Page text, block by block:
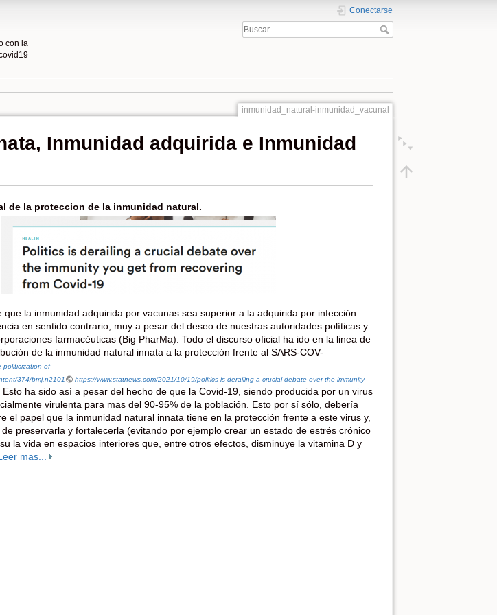
con la
Conectarse
inmunidad_natural-inmunidad_vacunal
Inmunidad adquirida e Inmunidad
de la proteccion de la inmunidad natural.
que la inmunidad adquirida por vacunas sea superior a la adquirida por infección
en sentido contrario, muy a pesar del deseo de nuestras autoridades políticas y
farmacéuticas (Big PharMa). Todo el discurso oficial ha ido en la linea de
de la inmunidad natural innata a la protección frente al SARS-COV-
politicization-of-
374/bmj.n2101
https://www.statnews.com/2021/10/19/politics-is-derailing-a-crucial-debate-over-the-immunity-
Esto ha sido así a pesar del hecho de que la Covid-19, siendo producida por un virus
virulenta para mas del 90-95% de la población. Esto por sí sólo, debería
el papel que la inmunidad natural innata tiene en la protección frente a este virus y,
preservarla y fortalecerla (evitando por ejemplo crear un estado de estrés crónico
la vida en espacios interiores que, entre otros efectos, disminuye la vitamina D y
mas...